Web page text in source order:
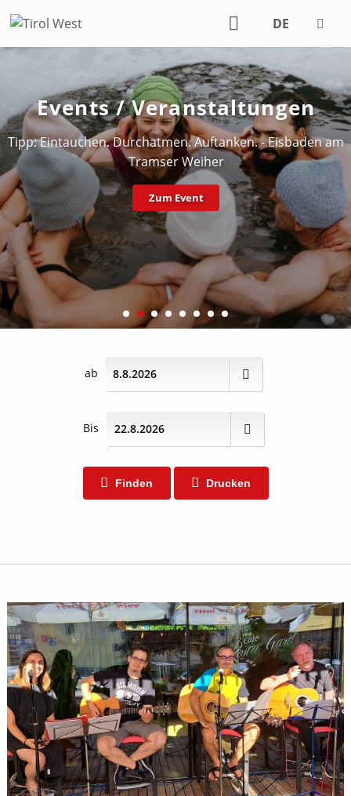
DE
EN
Events / Veranstaltungen
Tipp: Eintauchen. Durchatmen. Auftanken. - Eisbaden am
Tramser Weiher
Zum Event
ab
Bis
Finden Drucken